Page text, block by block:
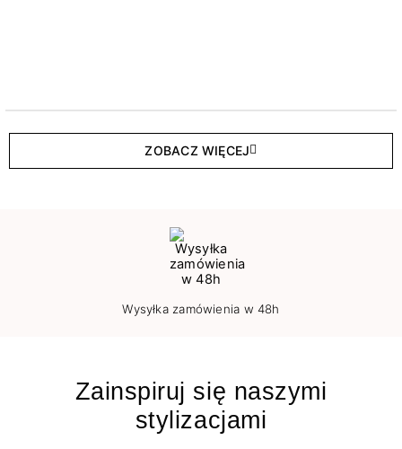
ZOBACZ WIĘCEJ
Wysyłka zamówienia w 48h
Zainspiruj się naszymi
stylizacjami